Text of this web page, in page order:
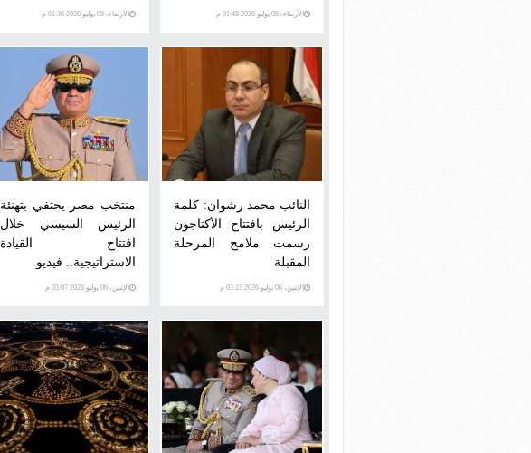
مواجهة الأزمات
الأربعاء، 08 يوليو 2026 01:48 م
كمصريين
الأربعاء، 08 يوليو 2026 01:36 م
النائب محمد رشوان: كلمة
الرئيس بافتتاح الأكتاجون
رسمت ملامح المرحلة
المقبلة
الإثنين، 06 يوليو 2026 03:15 م
منتخب مصر يحتفي بتهنئة
الرئيس السيسي خلال
افتتاح القيادة
الاستراتيجية.. فيديو
الإثنين، 06 يوليو 2026 03:07 م